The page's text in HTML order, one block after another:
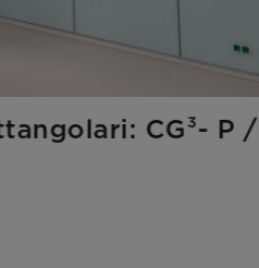
CG³- P /